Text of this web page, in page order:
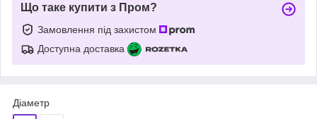
Що таке купити з Пром?
Замовлення під захистом
Доступна доставка
Діаметр